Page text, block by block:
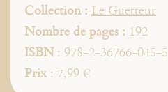
Collection : Le Guetteur
Nombre de pages : 192
ISBN: 978-2-36766-045-5
Prix: 7,99 €